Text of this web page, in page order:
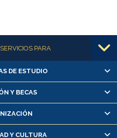
PARA
exalumnas/os
en línea
de asignaturas
de notas
DE ESTUDIO
Y BECAS
Y CULTURA